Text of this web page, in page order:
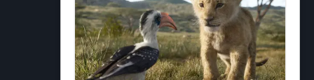
Network Information